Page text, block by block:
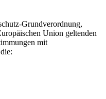
Grundverordnung,
Union geltenden
mit